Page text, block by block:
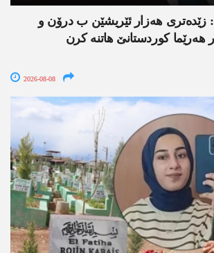
زێدەتری ھەزار ئێریشێن ب درۆن و
کوردستانێ ھاتنە کرن
2026-08-08